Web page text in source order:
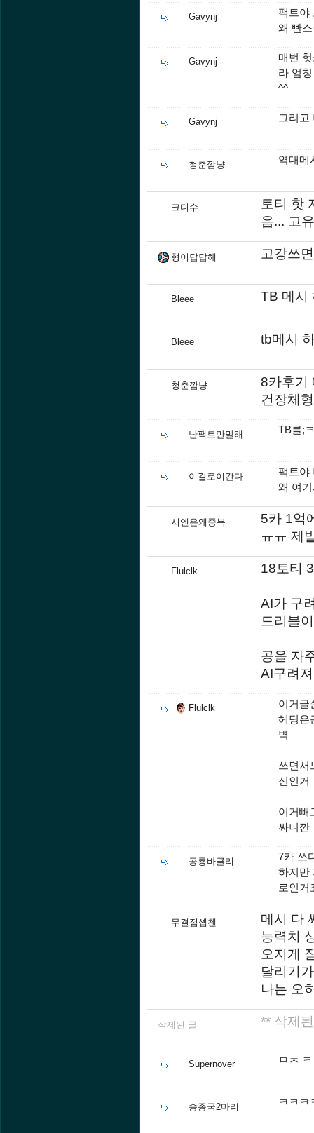
Gavynj
팩트야
왜 빤
Gavynj
매번
라 엄
^^
Gavynj 그리고
청춘깜냥 역대메
크디수
토티 핫
음... 고
형이답답해 고강쓰
Bleee TB 메시
Bleee tb메시
청춘깜냥
8카후기
건장체
난팩트만말해 TB를;
이갈로이간다
팩트야
왜 여
시엔은왜중복
5카 1억
ㅠㅠ 제
Flulclk 18토티
AI가 구
드리블
공을 자
AI구려
Flulclk
이거글
헤딩은
벽
쓰면서
신인거
이거빼
싸니깐
공룡바클리
7카 쓰
하지만
로인거
무결점솁첸
메시 다
능력치
오지게
달리기
나는 오
삭제된 글 ** 삭제
Supernover ㅁㅊ
송종국2마리 ㅋㅋㅋ